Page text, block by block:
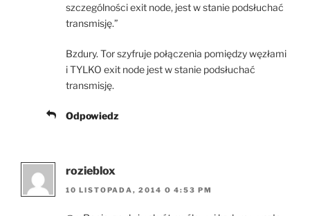
szczególności exit node, jest w stanie podsłuchać
transmisję.”
Bzdury. Tor szyfruje połączenia pomiędzy węzłami
i TYLKO exit node jest w stanie podsłuchać
transmisję.
Odpowiedz
rozieblox
10 LISTOPADA, 2014 O 4:53 PM